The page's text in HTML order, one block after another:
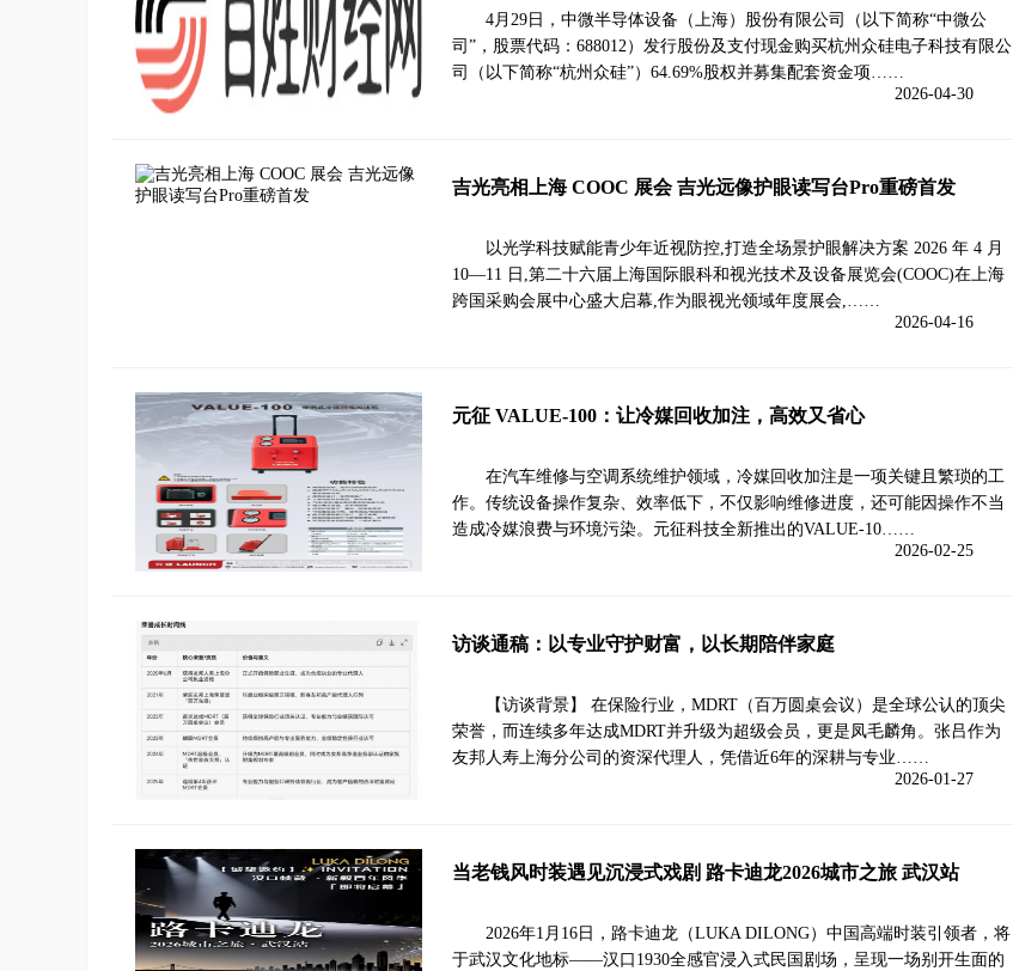
4月29日，中微半导体设备（上海）股份有限公司（以下简称“中微公
司”，股票代码：688012）发行股份及支付现金购买杭州众硅电子科技有限公
司（以下简称“杭州众硅”）64.69%股权并募集配套资金项……
2026-04-30
吉光亮相上海 COOC 展会 吉光远像护眼读写台Pro重磅首发
以光学科技赋能青少年近视防控,打造全场景护眼解决方案 2026 年 4 月
10—11 日,第二十六届上海国际眼科和视光技术及设备展览会(COOC)在上海
跨国采购会展中心盛大启幕,作为眼视光领域年度展会,……
2026-04-16
元征 VALUE-100：让冷媒回收加注，高效又省心
在汽车维修与空调系统维护领域，冷媒回收加注是一项关键且繁琐的工
作。传统设备操作复杂、效率低下，不仅影响维修进度，还可能因操作不当
造成冷媒浪费与环境污染。元征科技全新推出的VALUE-10……
2026-02-25
访谈通稿：以专业守护财富，以长期陪伴家庭
【访谈背景】 在保险行业，MDRT（百万圆桌会议）是全球公认的顶尖
荣誉，而连续多年达成MDRT并升级为超级会员，更是凤毛麟角。张吕作为
友邦人寿上海分公司的资深代理人，凭借近6年的深耕与专业……
2026-01-27
当老钱风时装遇见沉浸式戏剧 路卡迪龙2026城市之旅 武汉站
2026年1月16日，路卡迪龙（LUKA DILONG）中国高端时装引领者，将
于武汉文化地标——汉口1930全感官浸入式民国剧场，呈现一场别开生面的